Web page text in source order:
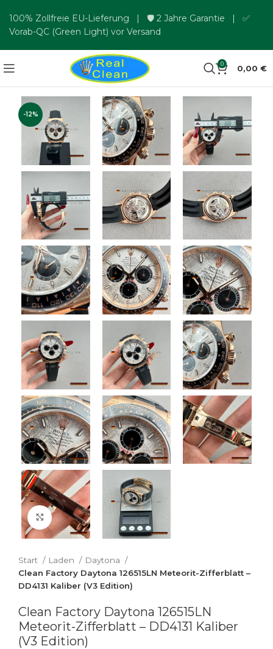
0 0,00 €
-12%
Zum Vergrößern klicken
Start Laden
Daytona
Clean Factory Daytona 126515LN Meteorit-Zifferblatt –
DD4131 Kaliber (V3 Edition)
Clean Factory Daytona 126515LN
Meteorit-Zifferblatt – DD4131 Kaliber
(V3 Edition)
100% Zollfreie EU-Lieferung | 🛡️ 2 Jahre Garantie | ✅
Vorab-QC (Green Light) vor Versand